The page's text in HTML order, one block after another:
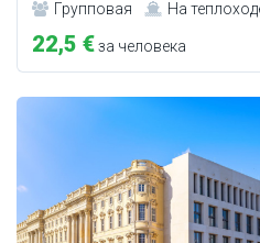
Групповая На
22,5 €за человека